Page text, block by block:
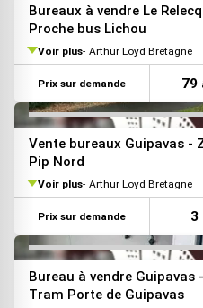
Bureaux à vendre Le
Proche bus Lichou
Voir plus Arthur Loyd Bretagne
Prix sur demande 79
Vente bureaux Guipavas -
Pip Nord
Voir plus Arthur Loyd Bretagne
Prix sur demande 3
Bureau à vendre Guipavas
Tram Porte de Guipavas